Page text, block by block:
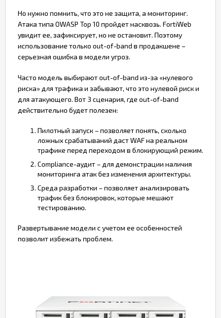
Но нужно помнить, что это не защита, а мониторинг.
Атака типа OWASP Top 10 пройдет насквозь. FortiWeb
увидит ее, зафиксирует, но не остановит. Поэтому
использование только out-of-band в продакшене –
серьезная ошибка в модели угроз.
Часто модель выбирают out-of-band из-за «нулевого
риска» для трафика и забывают, что это нулевой риск и
для атакующего. Вот 3 сценария, где out-of-band
действительно будет полезен:
Пилотный запуск – позволяет понять, сколько
ложных срабатываний даст WAF на реальном
трафике перед переходом в блокирующий режим.
Compliance-аудит – для демонстрации наличия
мониторинга атак без изменения архитектуры.
Среда разработки – позволяет анализировать
трафик без блокировок, которые мешают
тестированию.
Развертывание модели с учетом ее особенностей
позволит избежать проблем.